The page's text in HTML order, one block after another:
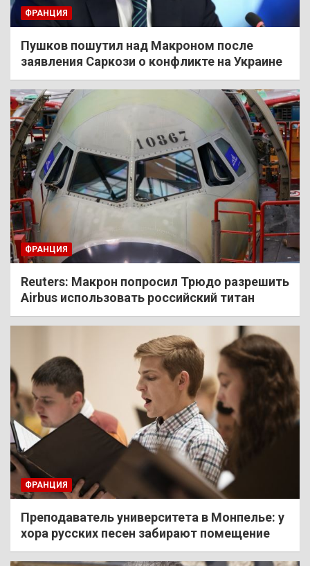
ФРАНЦИЯ
Пушков пошутил над Макроном после
заявления Саркози о конфликте на Украине
ФРАНЦИЯ
Reuters: Макрон попросил Трюдо разрешить
Airbus использовать российский титан
ФРАНЦИЯ
Преподаватель университета в Монпелье: у
хора русских песен забирают помещение